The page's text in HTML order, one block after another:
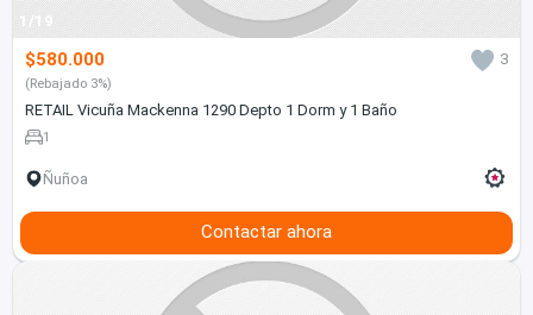
1/19
$580.000 3
(Rebajado 3%)
RETAIL Vicuña Mackenna 1290 Depto 1 Dorm y 1 Baño
1
Ñuñoa
Contactar ahora